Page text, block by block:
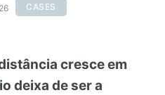
CASES
cresce em
deixa de ser a